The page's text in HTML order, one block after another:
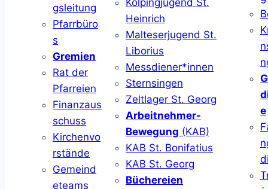
gsleitung
Pfarrbüro
s
Gremien
Rat der
Pfarreien
Finanzaus
schuss
Kirchenvo
rstände
Gemeind
eteams
Kolpingjugend St.
Heinrich
Malteserjugend St.
Liborius
Messdiener*innen
Sternsingen
Zeltlager St. Georg
Arbeitnehmer-
Bewegung (KAB)
KAB St. Bonifatius
KAB St. Georg
Büchereien
e